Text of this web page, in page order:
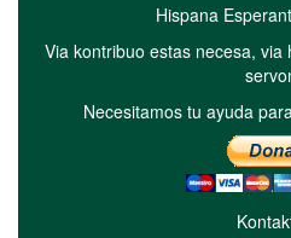
Hispana
Via kontribuo estas necesa,
Necesitamos tu ayuda